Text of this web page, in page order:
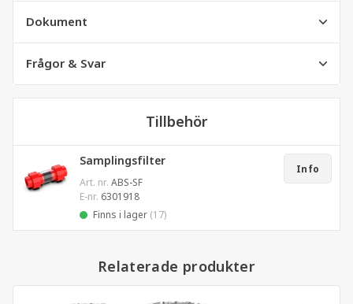
Dokument
Frågor & Svar
Tillbehör
Samplingsfilter
Art. nr. ABS-SF
E-nr. 6301918
Finns i lager (17)
Info
Relaterade produkter